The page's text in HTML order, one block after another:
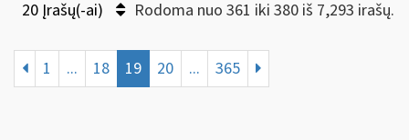
20 Įrašų(-ai) Rodoma nuo 361 iki 380 iš 7,293 irašų.
1 ... 18 19 20 ... 365